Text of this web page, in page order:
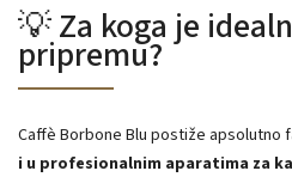
💡 Za koga je
pripremu?
Caffè Borbone Blu postiže apsolutno
i u profesionalnim aparatima za